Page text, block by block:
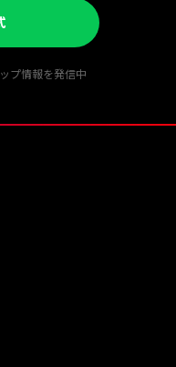
プ情報を発信中